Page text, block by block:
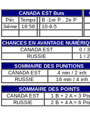
CANADA EST Buts
Pér.
Temps
B -1re P . 2e P
3ième
18:58 10-9-5
CHANCES EN AVANTAGE
CANADA EST
0 / 3
RUSSIE
1 / 2
SOMMAIRE DES PUNITIONS
CANADA EST
4 min / 2 infr.
RUSSIE
16 min / 4 infr.
SOMMAIRE DES POINTS
CANADA EST
1 B + 2 A = 3 Pts
RUSSIE
2 B + 4 A = 6 Pts